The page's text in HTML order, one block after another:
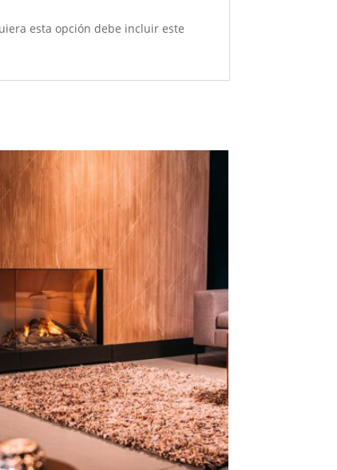
esta opción debe incluir este